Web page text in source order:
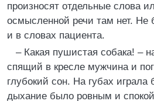
произносят отдельные слова
осмысленной речи там нет. Не
и в словах пациента.
– Какая пушистая собака! –
спящий в кресле мужчина и
глубокий сон. На губах играла
дыхание было ровным и